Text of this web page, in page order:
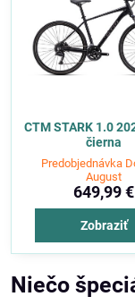
CTM STARK 1.0
čierna
Predobjednávka
August
649,99 €
Zobraziť
Niečo